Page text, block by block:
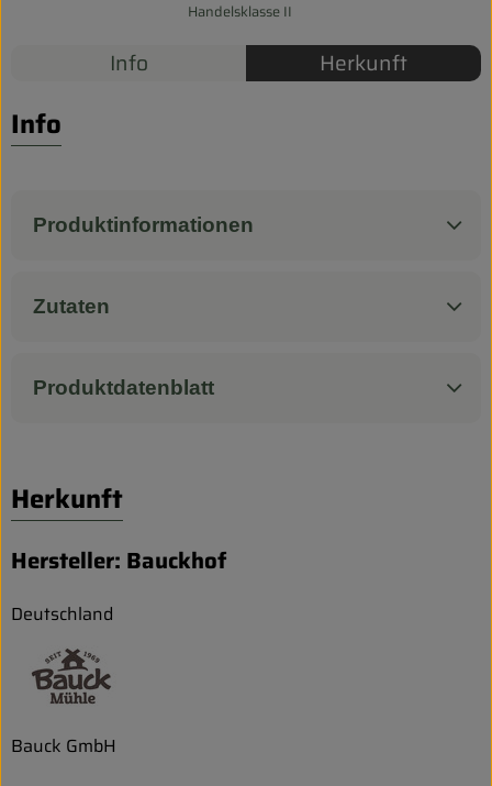
Pferdepension & Reitbetrieb
Handelsklasse II
Info Herkunft
Info
Produktinformationen
Zutaten
Produktdatenblatt
Herkunft
Hersteller: Bauckhof
Deutschland
Bauck GmbH